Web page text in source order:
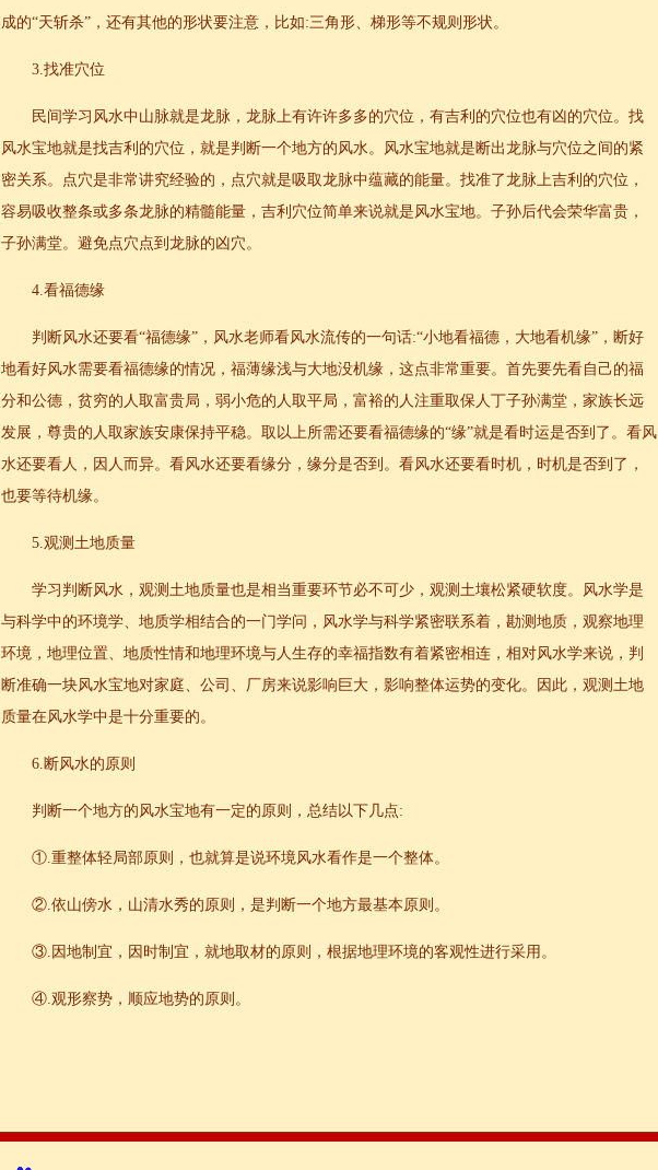
成的“天斩杀”，还有其他的形状要注意，比如:三角形、梯形等不规则形状。
3.找准穴位
民间学习风水中山脉就是龙脉，龙脉上有许许多多的穴位，有吉利的穴位也有凶的穴位。找
风水宝地就是找吉利的穴位，就是判断一个地方的风水。风水宝地就是断出龙脉与穴位之间的紧
密关系。点穴是非常讲究经验的，点穴就是吸取龙脉中蕴藏的能量。找准了龙脉上吉利的穴位，
容易吸收整条或多条龙脉的精髓能量，吉利穴位简单来说就是风水宝地。子孙后代会荣华富贵，
子孙满堂。避免点穴点到龙脉的凶穴。
4.看福德缘
判断风水还要看“福德缘”，风水老师看风水流传的一句话:“小地看福德，大地看机缘”，断好
地看好风水需要看福德缘的情况，福薄缘浅与大地没机缘，这点非常重要。首先要先看自己的福
分和公德，贫穷的人取富贵局，弱小危的人取平局，富裕的人注重取保人丁子孙满堂，家族长远
发展，尊贵的人取家族安康保持平稳。取以上所需还要看福德缘的“缘”就是看时运是否到了。看风
水还要看人，因人而异。看风水还要看缘分，缘分是否到。看风水还要看时机，时机是否到了，
也要等待机缘。
5.观测土地质量
学习判断风水，观测土地质量也是相当重要环节必不可少，观测土壤松紧硬软度。风水学是
与科学中的环境学、地质学相结合的一门学问，风水学与科学紧密联系着，勘测地质，观察地理
环境，地理位置、地质性情和地理环境与人生存的幸福指数有着紧密相连，相对风水学来说，判
断准确一块风水宝地对家庭、公司、厂房来说影响巨大，影响整体运势的变化。因此，观测土地
质量在风水学中是十分重要的。
6.断风水的原则
判断一个地方的风水宝地有一定的原则，总结以下几点:
①.重整体轻局部原则，也就算是说环境风水看作是一个整体。
②.依山傍水，山清水秀的原则，是判断一个地方最基本原则。
③.因地制宜，因时制宜，就地取材的原则，根据地理环境的客观性进行采用。
④.观形察势，顺应地势的原则。